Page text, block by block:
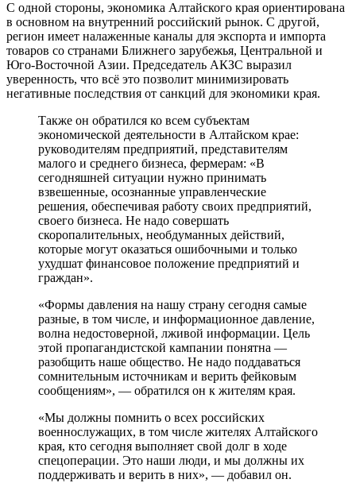
С одной стороны, экономика Алтайского края ориентирована
в основном на внутренний российский рынок. С другой,
регион имеет налаженные каналы для экспорта и импорта
товаров со странами Ближнего зарубежья, Центральной и
Юго-Восточной Азии. Председатель АКЗС выразил
уверенность, что всё это позволит минимизировать
негативные последствия от санкций для экономики края.
Также он обратился ко всем субъектам
экономической деятельности в Алтайском крае:
руководителям предприятий, представителям
малого и среднего бизнеса, фермерам: «В
сегодняшней ситуации нужно принимать
взвешенные, осознанные управленческие
решения, обеспечивая работу своих предприятий,
своего бизнеса. Не надо совершать
скоропалительных, необдуманных действий,
которые могут оказаться ошибочными и только
ухудшат финансовое положение предприятий и
граждан».
«Формы давления на нашу страну сегодня самые
разные, в том числе, и информационное давление,
волна недостоверной, лживой информации. Цель
этой пропагандистской кампании понятна —
разобщить наше общество. Не надо поддаваться
сомнительным источникам и верить фейковым
сообщениям», — обратился он к жителям края.
«Мы должны помнить о всех российских
военнослужащих, в том числе жителях Алтайского
края, кто сегодня выполняет свой долг в ходе
спецоперации. Это наши люди, и мы должны их
поддерживать и верить в них», — добавил он.